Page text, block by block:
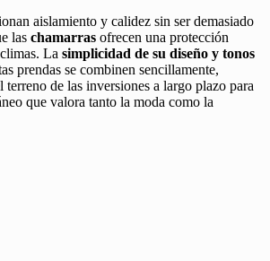
aislamiento y calidez sin ser demasiado
las chamarras ofrecen una protección
La simplicidad de su diseño y tonos
prendas se combinen sencillamente,
terreno de las inversiones a largo plazo para
que valora tanto la moda como la